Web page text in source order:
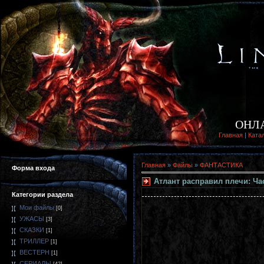
Главная |
Форма входа
Категории раздела
Мои файлы [0]
УЖАСЫ [3]
СКАЗКИ [1]
ТРИЛЛЕР [1]
ВЕСТЕРН [1]
Главная » Файлы » ФАНТАСТИКА
Атлант расправил плечи: